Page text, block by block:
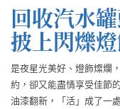
回收汽水
披上閃爍
是夜星光美好、燈飾燦爛
約，卻又能盡情享受佳節
油漆翻新，「活」成了一